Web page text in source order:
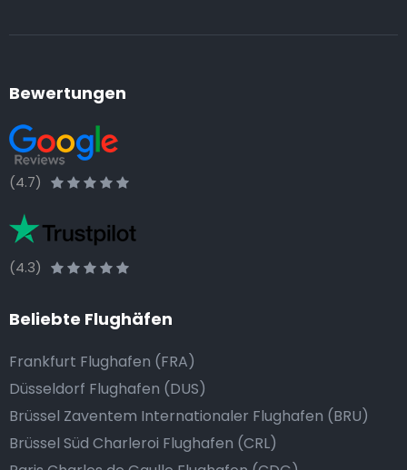
Bewertungen
(4.7)
(4.3)
Beliebte Flughäfen
Frankfurt Flughafen (FRA)
Düsseldorf Flughafen (DUS)
Brüssel Zaventem Internationaler Flughafen (BRU)
Brüssel Süd Charleroi Flughafen (CRL)